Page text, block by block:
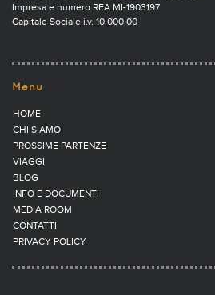
Impresa e numero REA MI-1903197
Capitale Sociale i.v. 10.000,00
Menu
HOME
CHI SIAMO
PROSSIME PARTENZE
VIAGGI
BLOG
INFO E DOCUMENTI
MEDIA ROOM
CONTATTI
PRIVACY POLICY